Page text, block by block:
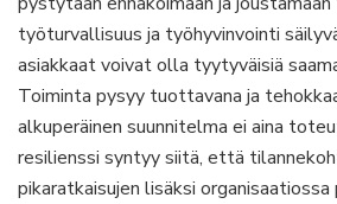
työturvallisuus ja työhyvinvointi
asiakkaat voivat olla tyytyväisiä
Toiminta pysyy tuottavana ja
alkuperäinen suunnitelma ei aina
resilienssi syntyy siitä, että
pikaratkaisujen lisäksi